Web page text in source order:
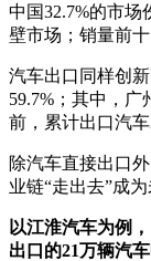
中国32.7%的市
壁市场；销量前十
汽车出口同样创
59.7%；其中，
前，累计出口汽
除汽车直接出口
业链“走出去”成为
以江淮汽车为例
出口的21万辆汽